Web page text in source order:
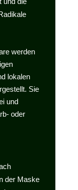
werden
lokalen
Sie
und
oder
der Maske